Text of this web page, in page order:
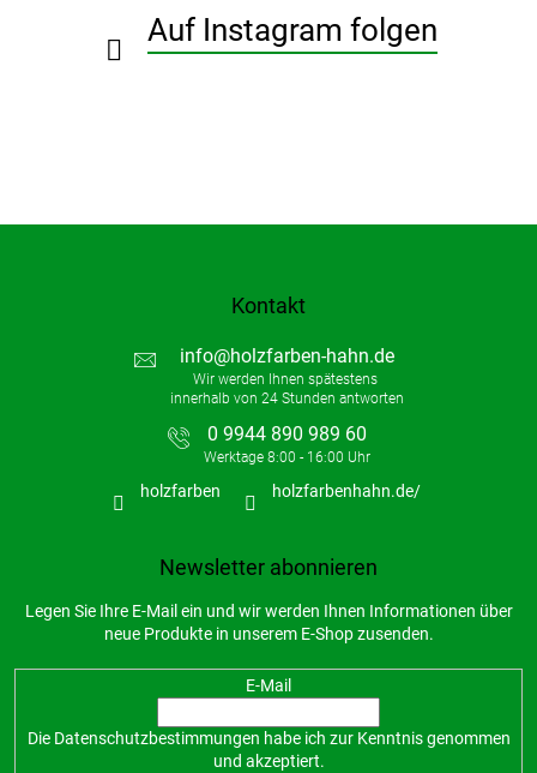
Auf Instagram folgen
Kontakt
info@holzfarben-hahn.de
0 9944 890 989 60
holzfarben holzfarbenhahn.de/
Newsletter abonnieren
Legen Sie Ihre E-Mail ein und wir werden Ihnen Informationen über
neue Produkte in unserem E-Shop zusenden.
E-Mail
Die Datenschutzbestimmungen habe ich zur Kenntnis genommen
und akzeptiert.